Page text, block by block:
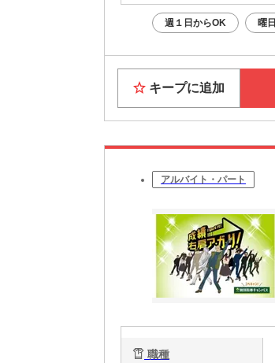
週１日からOK 曜
キープに追加
アルバイト・パート
職種